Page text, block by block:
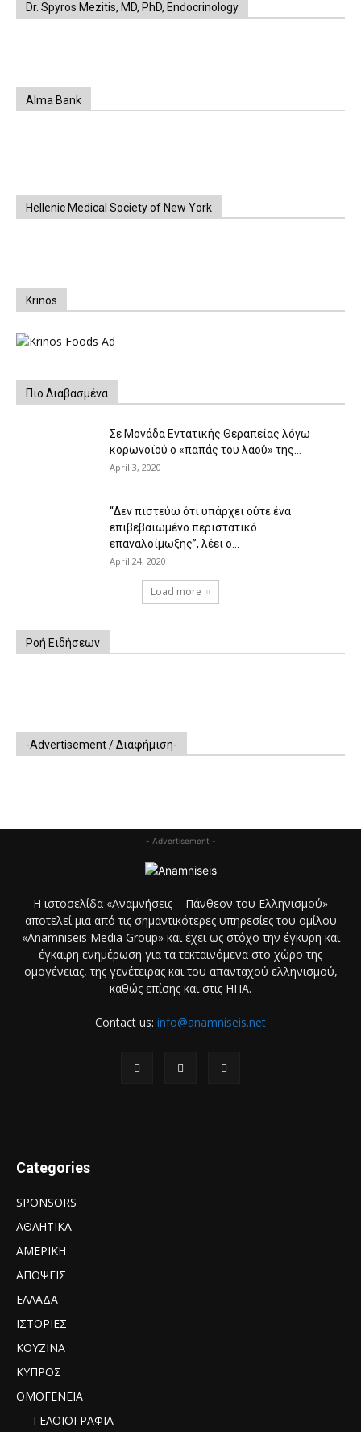
Dr. Spyros Mezitis, MD, PhD, Endocrinology
Alma Bank
Hellenic Medical Society of New York
Krinos
Πιο Διαβασμένα
Σε Μονάδα Εντατικής Θεραπείας λόγω
κορωνοϊού ο «παπάς του λαού» της...
April 3, 2020
“Δεν πιστεύω ότι υπάρχει ούτε ένα
επιβεβαιωμένο περιστατικό
επαναλοίμωξης”, λέει ο...
April 24, 2020
Load more
Ροή Ειδήσεων
-Advertisement / Διαφήμιση-
- Advertisement -
Η ιστοσελίδα «Αναμνήσεις – Πάνθεον του Ελληνισμού»
αποτελεί μια από τις σημαντικότερες υπηρεσίες του ομίλου
«Anamniseis Media Group» και έχει ως στόχο την έγκυρη και
έγκαιρη ενημέρωση για τα τεκταινόμενα στο χώρο της
ομογένειας, της γενέτειρας και του απανταχού ελληνισμού,
καθώς επίσης και στις ΗΠΑ.
Contact us: info@anamniseis.net
Categories
SPONSORS
ΑΘΛΗΤΙΚΑ
ΑΜΕΡΙΚΗ
ΑΠΟΨΕΙΣ
ΕΛΛΑΔΑ
ΙΣΤΟΡΙΕΣ
ΚΟΥΖΙΝΑ
ΚΥΠΡΟΣ
ΟΜΟΓΕΝΕΙΑ
ΓΕΛΟΙΟΓΡΑΦΙΑ